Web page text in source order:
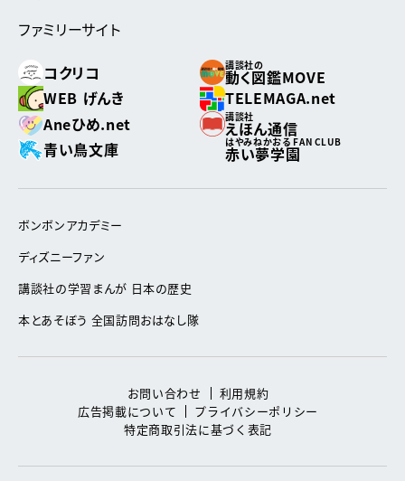
ファミリーサイト
コクリコ
講談社の
動く図鑑MOVE
WEB げんき
TELEMAGA.net
Aneひめ.net
講談社
えほん通信
青い鳥文庫
はやみねかおる FAN CLUB
赤い夢学園
ボンボンアカデミー
ディズニーファン
講談社の学習まんが 日本の歴史
本とあそぼう 全国訪問おはなし隊
お問い合わせ
利用規約
広告掲載について
プライバシーポリシー
特定商取引法に基づく表記